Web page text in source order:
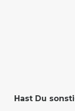
Hast Du